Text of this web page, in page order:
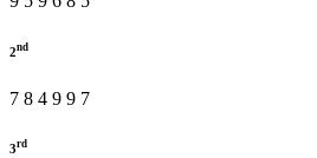
2nd
7 8 4 9 9 7
3rd